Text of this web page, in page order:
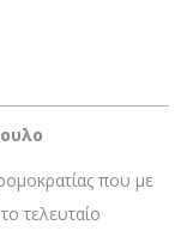
που με
τελευταίο